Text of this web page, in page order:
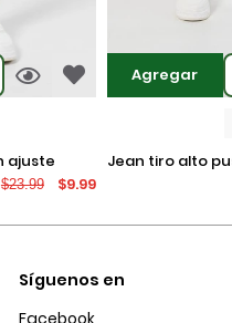
$23.99 $9.99
Agregar
jean tiro alto push up azul claro con
Síguenos en